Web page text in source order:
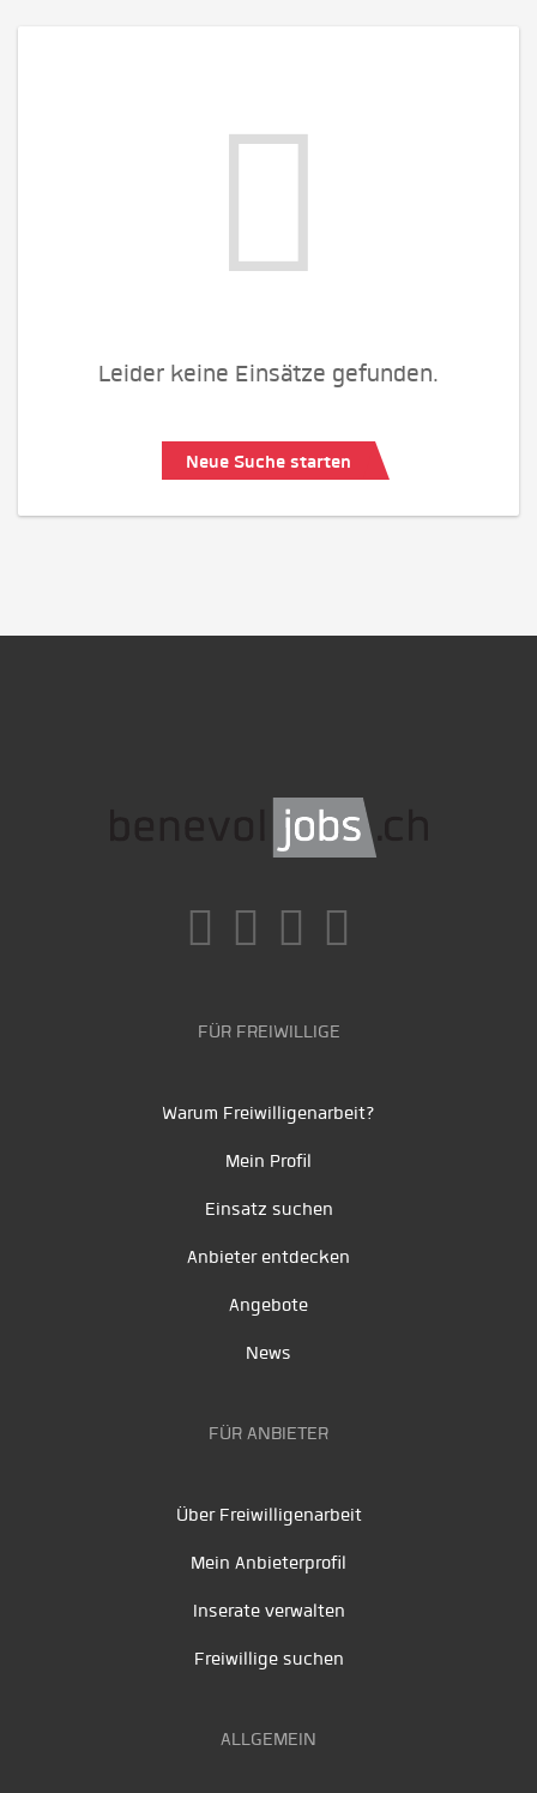
Leider keine Einsätze gefunden.
Neue Suche starten
FÜR FREIWILLIGE
Warum Freiwilligenarbeit?
Mein Profil
Einsatz suchen
Anbieter entdecken
Angebote
News
FÜR ANBIETER
Über Freiwilligenarbeit
Mein Anbieterprofil
Inserate verwalten
Freiwillige suchen
ALLGEMEIN